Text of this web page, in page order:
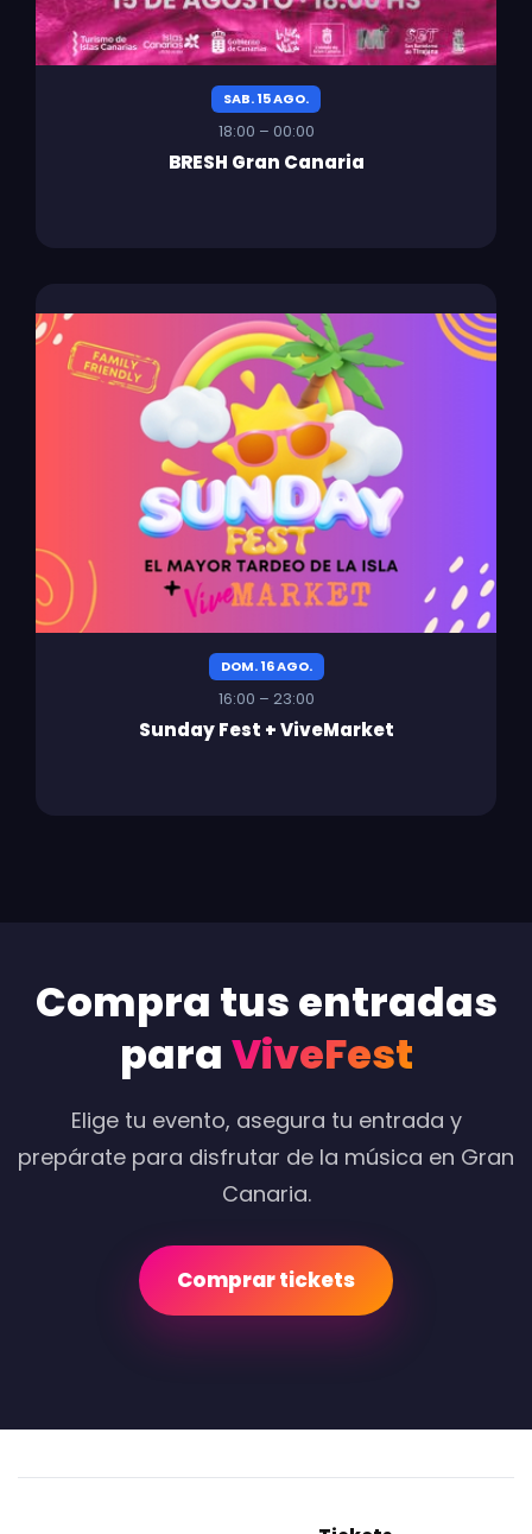
SAB. 15 AGO.
18:00 – 00:00
BRESH Gran Canaria
DOM. 16 AGO.
16:00 – 23:00
Sunday Fest + ViveMarket
Compra tus entradas
paraViveFest
Elige tu evento, asegura tu entrada y
prepárate para disfrutar de la música en Gran
Canaria.
Comprar tickets